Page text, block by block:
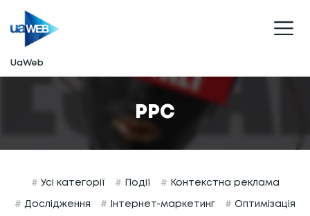
UaWeb
PPC
# Усі категорії # Події # Контекстна реклама
# Дослідження # Інтернет-маркетинг # Оптимізація